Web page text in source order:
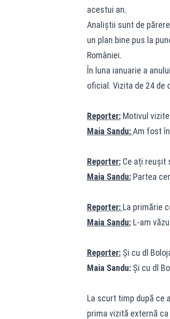
acestui an.
Analiștii sunt de
un plan bine pus la
României.
În luna ianuarie a
oficial. Vizita de 24 de
Reporter:Motivul
Maia Sandu:Am fost
Reporter:Ce ați reușit
Maia Sandu:Partea
Reporter: La primărie
Maia Sandu:L-am
Reporter:Și cu dl
Maia Sandu:Și cu dl
La scurt timp după ce
prima vizită externă